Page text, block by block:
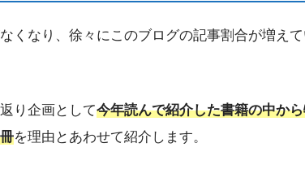
くなり、徐々にこのブログの記事割合が増え
り企画として今年読んで紹介した書籍の中か
を理由とあわせて紹介します。